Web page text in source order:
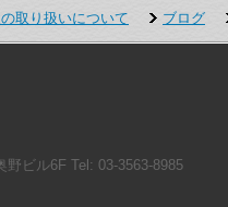
取り扱いについて ブログ
野ビル6F Tel: 03-3563-8985